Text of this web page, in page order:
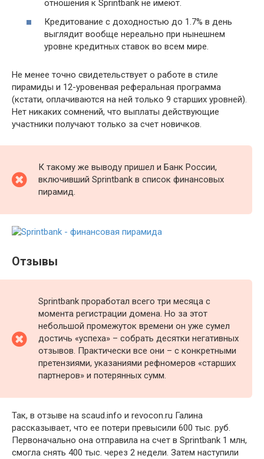
отношения к Sprintbank не имеют.
Кредитование с доходностью до 1.7% в день
выглядит вообще нереально при нынешнем
уровне кредитных ставок во всем мире.
Не менее точно свидетельствует о работе в стиле
пирамиды и 12-уровенвая реферальная программа
(кстати, оплачиваются на ней только 9 старших уровней).
Нет никаких сомнений, что выплаты действующие
участники получают только за счет новичков.
К такому же выводу пришел и Банк России,
включивший Sprintbank в список финансовых
пирамид.
Отзывы
Sprintbank проработал всего три месяца с
момента регистрации домена. Но за этот
небольшой промежуток времени он уже сумел
достичь «успеха» – собрать десятки негативных
отзывов. Практически все они – с конкретными
претензиями, указаниями рефномеров «старших
партнеров» и потерянных сумм.
Так, в отзыве на scaud.info и revocon.ru Галина
рассказывает, что ее потери превысили 600 тыс. руб.
Первоначально она отправила на счет в Sprintbank 1 млн,
смогла снять 400 тыс. через 2 недели. Затем наступили